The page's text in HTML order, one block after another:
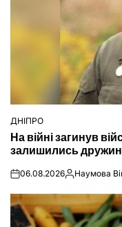
ОПУБЛІКУВАТИ
У
ДНІПРО
На війні загинув
залишились
on06.08.2026Опубліковано
Наумова